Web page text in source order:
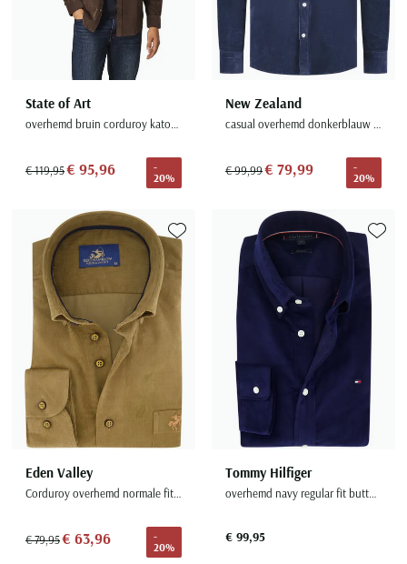
State of Art
overhemd bruin corduroy katoen
€ 119,95€ 95,96
-
20%
New Zealand
casual overhemd donkerblauw corduroy Victor
€ 99,99€ 79,99
-
20%
Eden Valley
Corduroy overhemd normale fit bruin
€ 79,95€ 63,96
-
20%
Toevoegen aan favorieten
Tommy Hilfiger
overhemd navy regular fit button-down
€ 99,95